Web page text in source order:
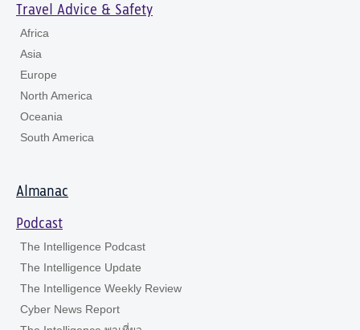
Travel Advice & Safety
Africa
Asia
Europe
North America
Oceania
South America
Almanac
Podcast
The Intelligence Podcast
The Intelligence Update
The Intelligence Weekly Review
Cyber News Report